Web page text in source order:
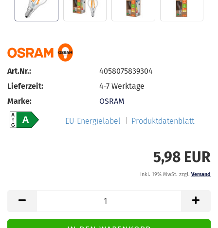
Art.Nr.:
4058075839304
Lieferzeit:
4-7 Werktage
Marke:
OSRAM
A
GA EU-Energielabel Produktdatenblatt
5,98 EUR
inkl. 19% MwSt. zzgl. Versand